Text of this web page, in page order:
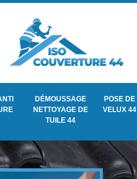
DÉMOUSSAGE
NETTOYAGE DE
TUILE 44
POSE DE
VELUX 44